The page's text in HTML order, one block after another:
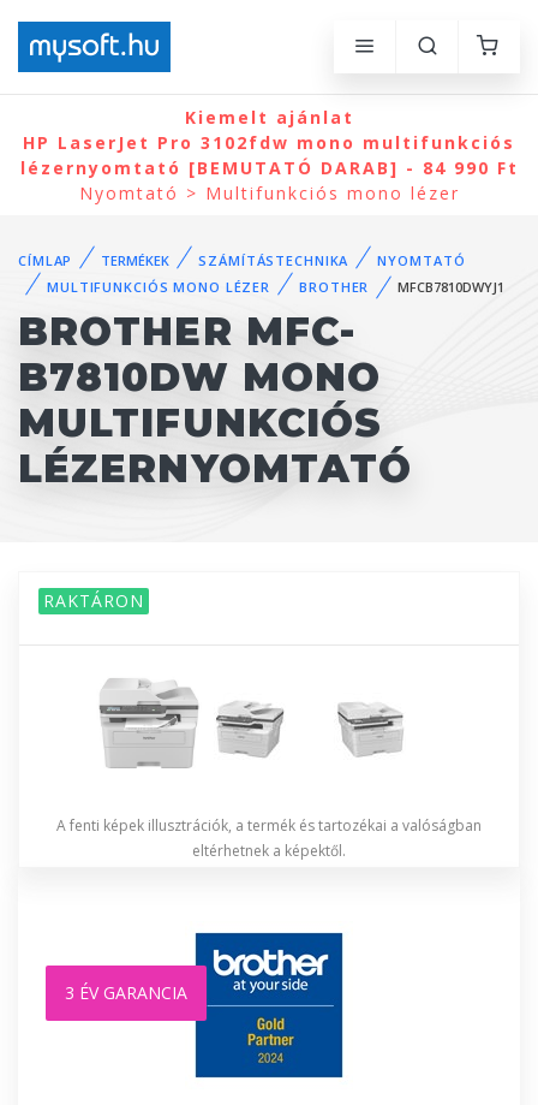
Kiemelt ajánlat
HP LaserJet Pro 3102fdw mono multifunkciós
lézernyomtató [BEMUTATÓ DARAB] - 84 990 Ft
Nyomtató > Multifunkciós mono lézer
CÍMLAP TERMÉKEK SZÁMÍTÁSTECHNIKA
NYOMTATÓ
MULTIFUNKCIÓS MONO LÉZER
BROTHER MFCB7810DWYJ1
BROTHER MFC-
B7810DW MONO
MULTIFUNKCIÓS
LÉZERNYOMTATÓ
RAKTÁRON
3 ÉV GARANCIA
A fenti képek illusztrációk, a termék és tartozékai a valóságban
eltérhetnek a képektől.